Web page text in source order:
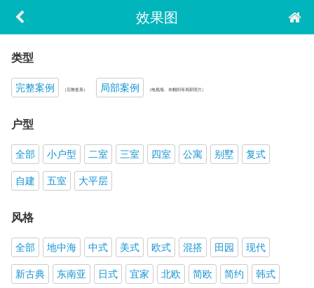
效果图
类型
完整案例 （完整套系） 局部案例 （电视墙、衣帽间等局部照片）
户型
全部 小户型 二室 三室 四室 公寓 别墅
复式
自建
五室 大平层
风格
全部 地中海 中式 美式 欧式 混搭 田园
现代
新古典
东南亚 日式 宜家 北欧 简欧 简约
韩式